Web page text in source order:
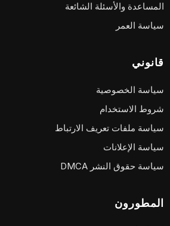
المساعدة والأسئلة الشائعة
سياسة العمر
قانوني
سياسة الخصوصية
شروط الاستخدام
سياسة ملفات تعريف الارتباط
سياسة الإعلانات
سياسة حقوق النشر DMCA
المطورون